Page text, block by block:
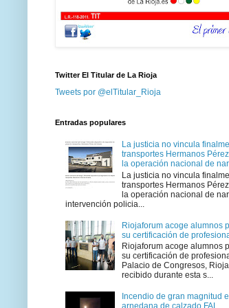
Twitter El Titular de La Rioja
Tweets por @elTitular_Rioja
Entradas populares
La justicia no vincula
transportes Hermanos
la operación nacional de
La justicia no vincula
transportes Hermanos
la operación nacional de
intervención policia...
Riojaforum acoge alumnos
su certificación de
Riojaforum acoge alumnos
su certificación de
Palacio de Congresos,
recibido durante esta s...
Incendio de gran magnitud
arnedana de calzado FAL